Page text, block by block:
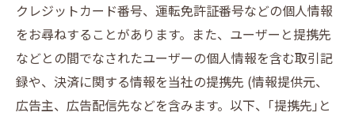
クレジットカード番号、運転免許証番号などの個人情報
をお尋ねすることがあります。また、ユーザーと提携先
などとの間でなされたユーザーの個人情報を含む取引記
録や、決済に関する情報を当社の提携先 (情報提供元、
広告主、広告配信先などを含みます。以下、｢提携先｣と